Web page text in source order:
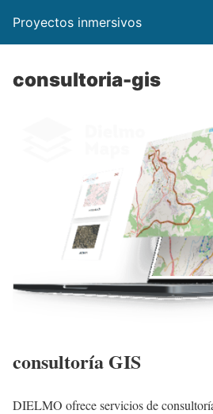
Proyectos inmersivos
consultoria-gis
consultoría GIS
DIELMO ofrece servicios de